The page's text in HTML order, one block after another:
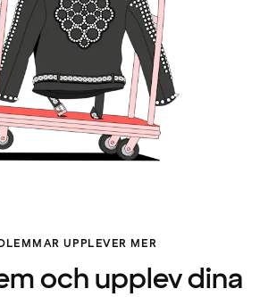
UPPLEVER MER
och upplev dina